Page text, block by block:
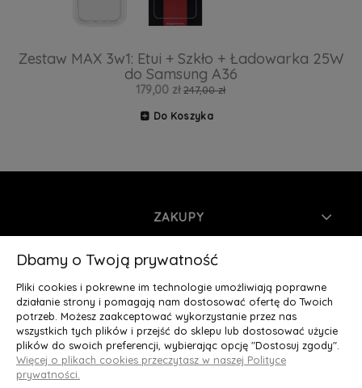
Zestaw MAX 3w1: Etui + Szkło + Ładowarka 25W
do Samsung A36
179,00 zł 247,00 zł
Do Koszyka
ZAKUPY
INFORMACJE
MOJE KONTO
O NAS
Deluxury.pl
Dbamy o Twoją prywatność
Pliki cookies i pokrewne im technologie umożliwiają poprawne
działanie strony i pomagają nam dostosować ofertę do Twoich
potrzeb. Możesz zaakceptować wykorzystanie przez nas
wszystkich tych plików i przejść do sklepu lub dostosować użycie
plików do swoich preferencji, wybierając opcję "Dostosuj zgody".
Więcej o plikach cookies przeczytasz w naszej Polityce
prywatności.